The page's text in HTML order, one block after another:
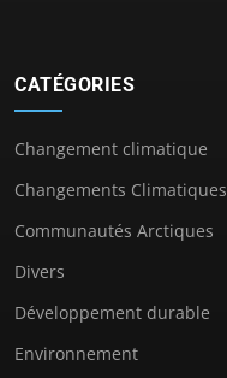
CATÉGORIES
Changement climatique
Changements Climatiques
Communautés Arctiques
Divers
Développement durable
Environnement